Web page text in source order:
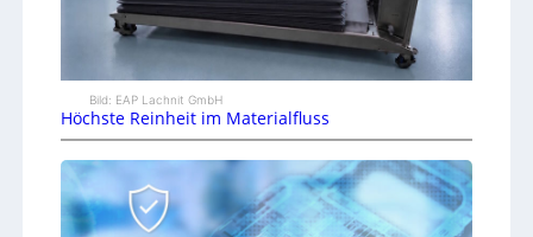
Bild: EAP Lachnit GmbH
Höchste Reinheit im Materialfluss